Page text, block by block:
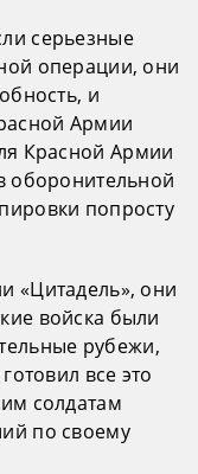
серьезные
операции, они
и
Армии
Красной Армии
оборонительной
попросту
«Цитадель», они
войска были
рубежи,
все это
солдатам
по своему